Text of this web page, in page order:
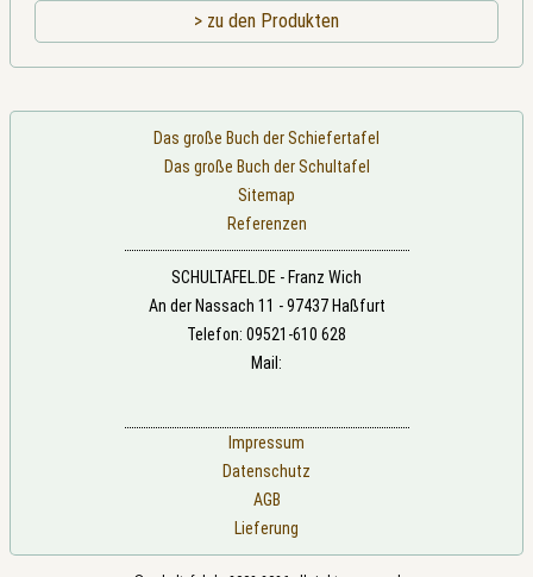
> zu den Produkten
Das große Buch der Schiefertafel
Das große Buch der Schultafel
Sitemap
Referenzen
SCHULTAFEL.DE - Franz Wich
An der Nassach 11 - 97437 Haßfurt
Telefon: 09521-610 628
Mail:
Impressum
Datenschutz
AGB
Lieferung